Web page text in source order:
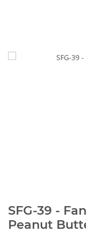
SFG-39 -
Peanut